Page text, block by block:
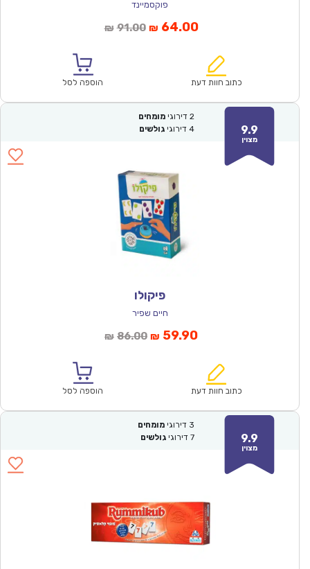
פוקסמיינד
₪ 91.00המחיר
₪91.00.
₪ 64.00המחיר
הוא:
כתוב חוות דעת הוספה לסל
9.9
מצוין
2 דירוגי מומחים
4 דירוגי גולשים
פיקולו
חיים שפיר
₪ 86.00המחיר
₪86.00.
₪ 59.90המחיר
הוא:
כתוב חוות דעת הוספה לסל
9.9
מצוין
3 דירוגי מומחים
7 דירוגי גולשים